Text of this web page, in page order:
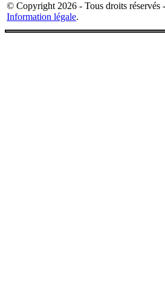
© Copyright 2026 - Tous droits réservés
Information légale.